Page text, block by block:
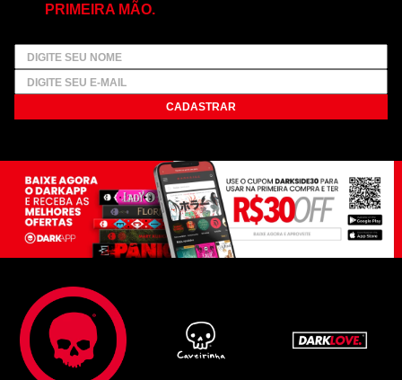
PRIMEIRA MÃO.
CADASTRAR